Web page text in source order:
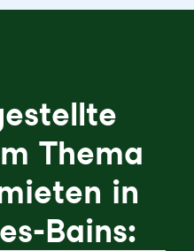
Thema
in
Bains: